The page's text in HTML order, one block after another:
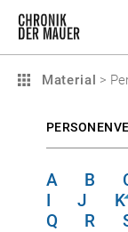
Material >
A B
I
J K
Q
R